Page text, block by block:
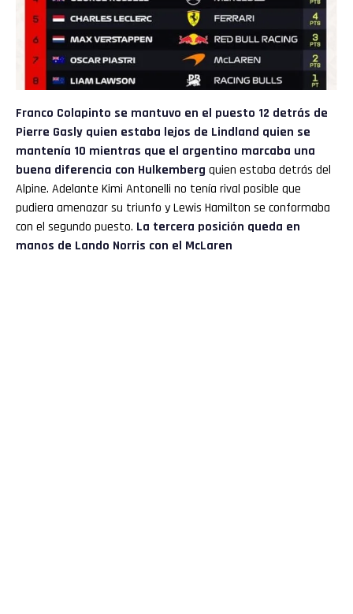
Franco Colapinto se mantuvo en el puesto 12 detrás de
Pierre Gasly quien estaba lejos de Lindland quien se
mantenía 10 mientras que el argentino marcaba una
buena diferencia con Hulkemberg quien estaba detrás del
Alpine. Adelante Kimi Antonelli no tenía rival posible que
pudiera amenazar su triunfo y Lewis Hamilton se conformaba
con el segundo puesto. La tercera posición queda en
manos de Lando Norris con el McLaren